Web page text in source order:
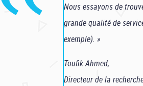
Nous essayons de
grande qualité de
exemple). »
Toufik Ahmed,
Directeur de la